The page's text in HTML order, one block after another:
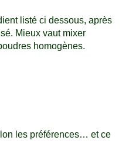
listé ci dessous, après
Mieux vaut mixer
homogènes.
les préférences… et ce